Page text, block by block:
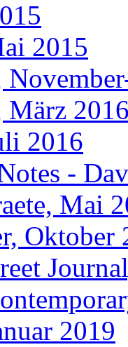
2015
2016
-
Mai
Oktober
2019